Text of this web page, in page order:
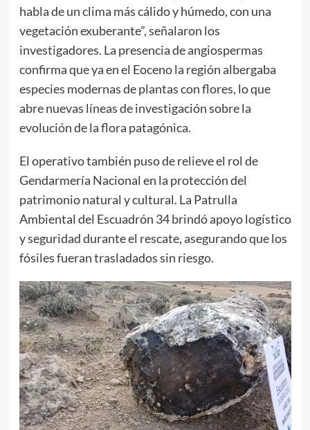
habla de un clima más cálido y húmedo, con una
vegetación exuberante”, señalaron los
investigadores. La presencia de angiospermas
confirma que ya en el Eoceno la región albergaba
especies modernas de plantas con flores, lo que
abre nuevas líneas de investigación sobre la
evolución de la flora patagónica.
El operativo también puso de relieve el rol de
Gendarmería Nacional en la protección del
patrimonio natural y cultural. La Patrulla
Ambiental del Escuadrón 34 brindó apoyo logístico
y seguridad durante el rescate, asegurando que los
fósiles fueran trasladados sin riesgo.